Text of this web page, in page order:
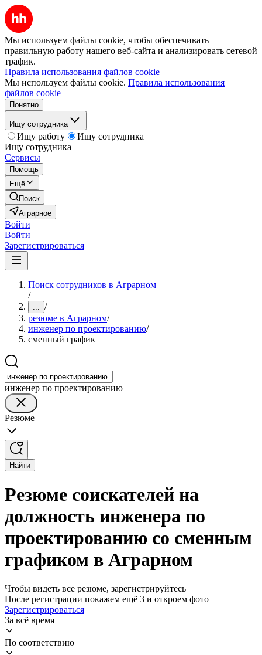
Мы используем файлы cookie, чтобы обеспечивать
правильную работу нашего веб-сайта и анализировать сетевой
трафик.
Правила использования файлов cookie
Мы используем файлы cookie. Правила использования
файлов cookie
Понятно
Ищу сотрудника
Ищу работу
Ищу сотрудника
Ищу сотрудника
Сервисы
Помощь
Ещё
Поиск
Аграрное
Войти
Войти
Зарегистрироваться
Поиск сотрудников в Аграрном
/
... /
резюме в Аграрном/
инженер по проектированию/
сменный график
инженер по проектированию
Резюме
Найти
Резюме соискателей на
должность инженера по
проектированию со сменным
графиком в Аграрном
Чтобы видеть все резюме, зарегистрируйтесь
После регистрации покажем ещё 3 и откроем фото
Зарегистрироваться
За всё время
По соответствию